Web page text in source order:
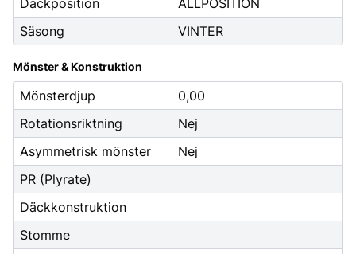
Däckposition
ALLPOSITION
Säsong
VINTER
Mönster & Konstruktion
Mönsterdjup
0,00
Rotationsriktning
Nej
Asymmetrisk mönster
Nej
PR (Plyrate)
Däckkonstruktion
Stomme